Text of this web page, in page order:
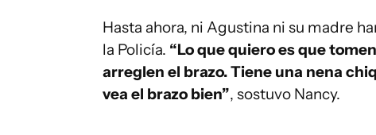
Hasta ahora, ni Agustina ni su madre
la Policía. “Lo que quiero es que
arreglen el brazo. Tiene una nena
vea el brazo bien”, sostuvo Nancy.